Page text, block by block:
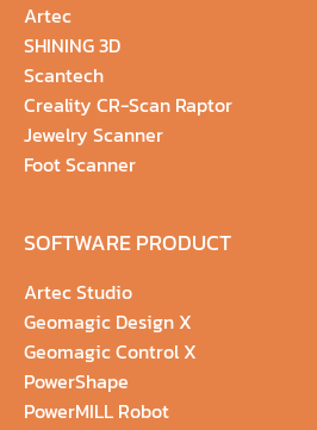
Artec
SHINING 3D
Scantech
Creality CR-Scan Raptor
Jewelry Scanner
Foot Scanner
SOFTWARE PRODUCT
Artec Studio
Geomagic Design X
Geomagic Control X
PowerShape
PowerMILL Robot